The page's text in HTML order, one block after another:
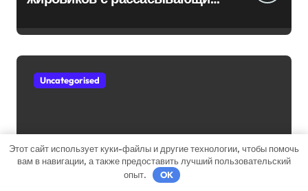
Uncategorised
Насколько опасен
Этот сайт использует куки-файлы и другие технологии, чтобы помочь
вам в навигации, а также предоставить лучший пользовательский
опыт.
OK